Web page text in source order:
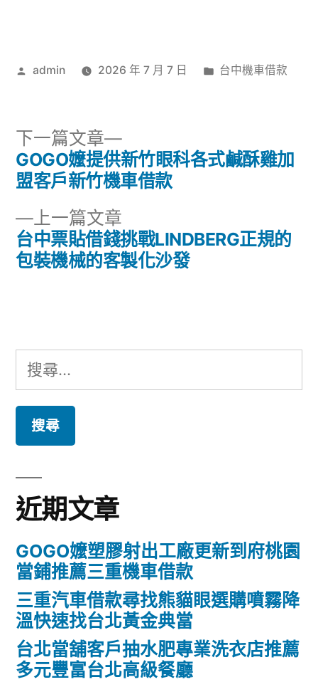
作
admin 2026 年 7 月 7 日
分
台中機車借款
文
導
覽
上一篇文章
一
篇
台中票貼借錢挑戰LINDBERG正規的
包裝機械的客製化沙發
下一篇文章
下
一
篇
GOGO嬤提供新竹眼科各式鹹酥雞加
盟客戶新竹機車借款
搜
尋
鍵
字:
近期文章
GOGO嬤塑膠射出工廠更新到府桃園
當鋪推薦三重機車借款
三重汽車借款尋找熊貓眼選購噴霧降
溫快速找台北黃金典當
台北當舖客戶抽水肥專業洗衣店推薦
多元豐富台北高級餐廳